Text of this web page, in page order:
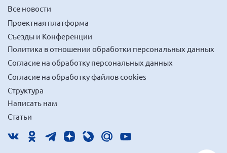
Все новости
Проектная платформа
Съезды и Конференции
Политика в отношении обработки персональных данных
Согласие на обработку персональных данных
Согласие на обработку файлов cookies
Структура
Написать нам
Статьи